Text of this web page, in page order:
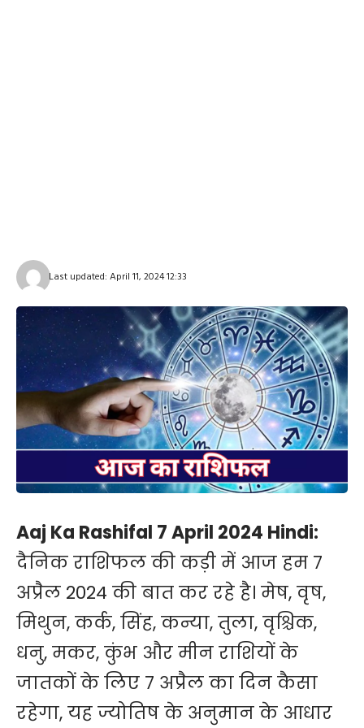
Last updated: April 11, 2024 12:33
Aaj Ka Rashifal 7 April 2024 Hindi:
दैनिक राशिफल की कड़ी में आज हम 7
अप्रैल 2024 की बात कर रहे है। मेष, वृष,
मिथुन, कर्क, सिंह, कन्या, तुला, वृश्चिक,
धनु, मकर, कुंभ और मीन राशियों के
जातकों के लिए 7 अप्रैल का दिन कैसा
रहेगा, यह ज्योतिष के अनुमान के आधार